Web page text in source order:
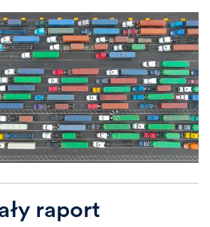
raport